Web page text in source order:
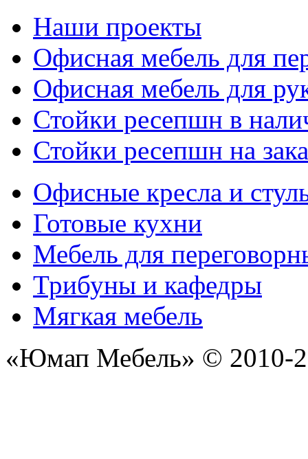
Наши проекты
Офисная мебель для
Офисная мебель для
Стойки ресепшн в
Стойки ресепшн на
Офисные кресла и
Готовые кухни
Мебель для
Трибуны и кафедры
Мягкая мебель
«Юмап Мебель» © 2010-